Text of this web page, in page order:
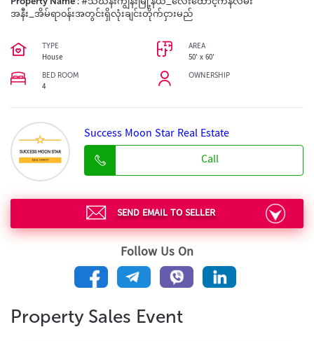
အနီး_အိမ်ရာ၀န်းအတွင်းရှိလုံးချင်းတိုက်ငှားမည်
TYPE
House
AREA
50' x 60'
BED ROOM
4
OWNERSHIP
Success Moon Star Real Estate
Call
SEND EMAIL TO SELLER
Follow Us On
Property Sales Event